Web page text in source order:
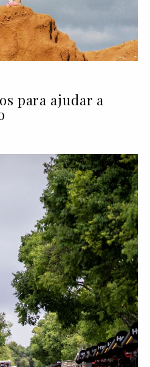
para ajudar a